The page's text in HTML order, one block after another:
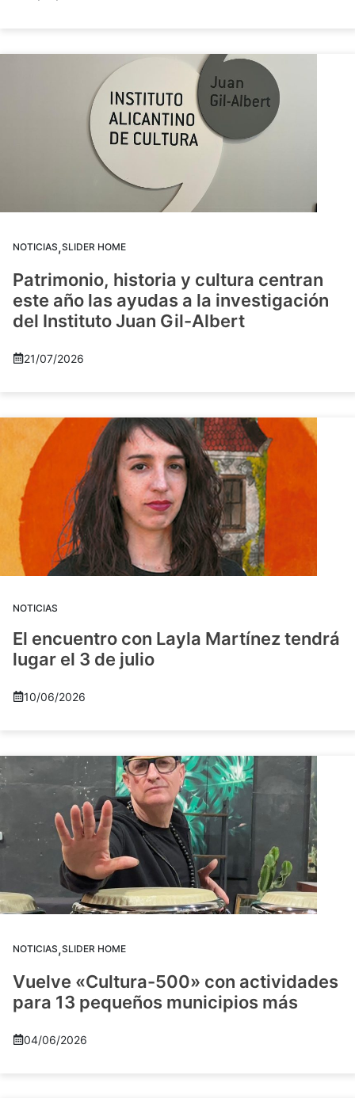
NOTICIAS,SLIDER HOME
Patrimonio, historia y cultura centran
este año las ayudas a la investigación
del Instituto Juan Gil-Albert
21/07/2026
NOTICIAS
El encuentro con Layla Martínez tendrá
lugar el 3 de julio
10/06/2026
NOTICIAS,SLIDER HOME
Vuelve «Cultura-500» con actividades
para 13 pequeños municipios más
04/06/2026